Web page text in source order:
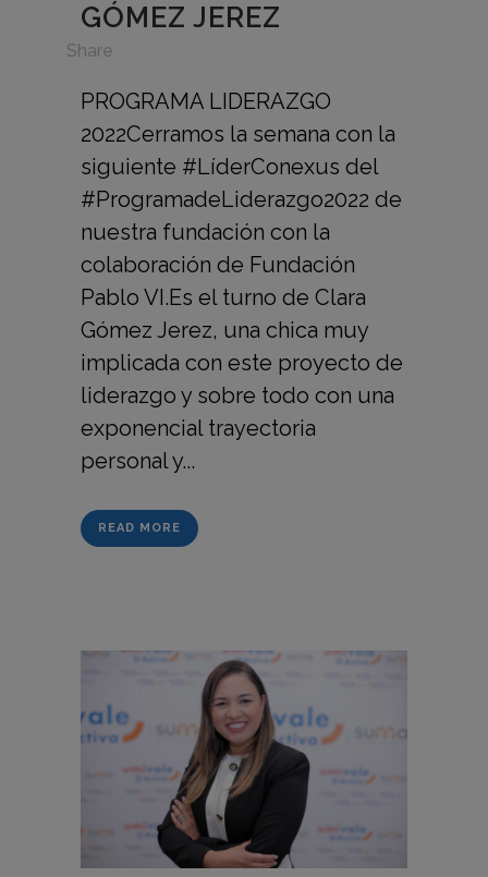
GÓMEZ JEREZ
Share
PROGRAMA LIDERAZGO
2022Cerramos la semana con la
siguiente #LíderConexus del
#ProgramadeLiderazgo2022 de
nuestra fundación con la
colaboración de Fundación
Pablo VI.Es el turno de Clara
Gómez Jerez, una chica muy
implicada con este proyecto de
liderazgo y sobre todo con una
exponencial trayectoria
personal y...
READ MORE